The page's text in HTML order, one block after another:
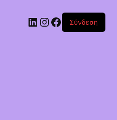
Linkedin
Instagram
Facebook
Σύνδεση